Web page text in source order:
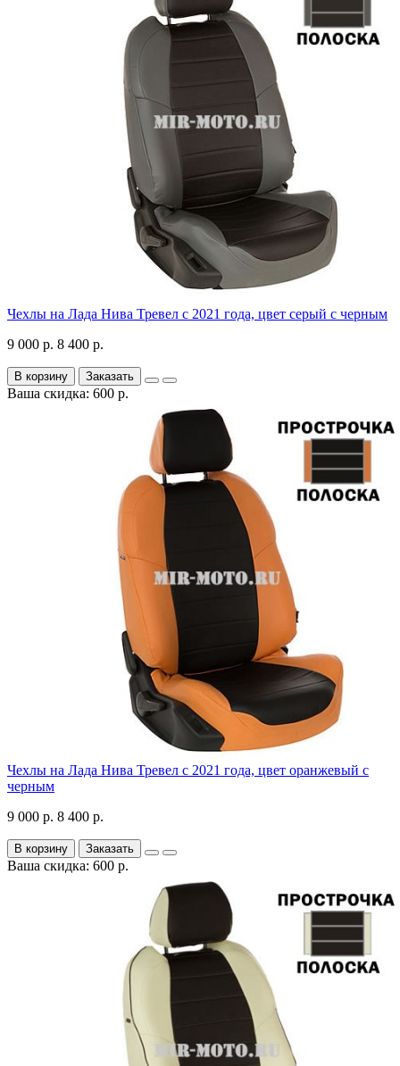
Чехлы на Лада Нива Тревел с 2021 года, цвет серый с черным
9 000 р. 8 400 р.
В корзину Заказать
Ваша скидка: 600 р.
Чехлы на Лада Нива Тревел с 2021 года, цвет оранжевый с
черным
9 000 р. 8 400 р.
В корзину Заказать
Ваша скидка: 600 р.